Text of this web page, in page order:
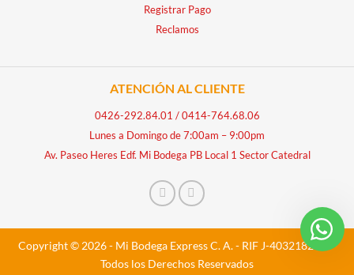
Registrar Pago
Reclamos
ATENCIÓN AL CLIENTE
0426-292.84.01 /0414-764.68.06
Lunes a Domingo de 7:00am – 9:00pm
Av. Paseo Heres Edf. Mi Bodega PB Local 1 Sector Catedral
Copyright © 2026 - Mi Bodega Express C. A. - RIF J-40321828-5 -
Todos los Derechos Reservados